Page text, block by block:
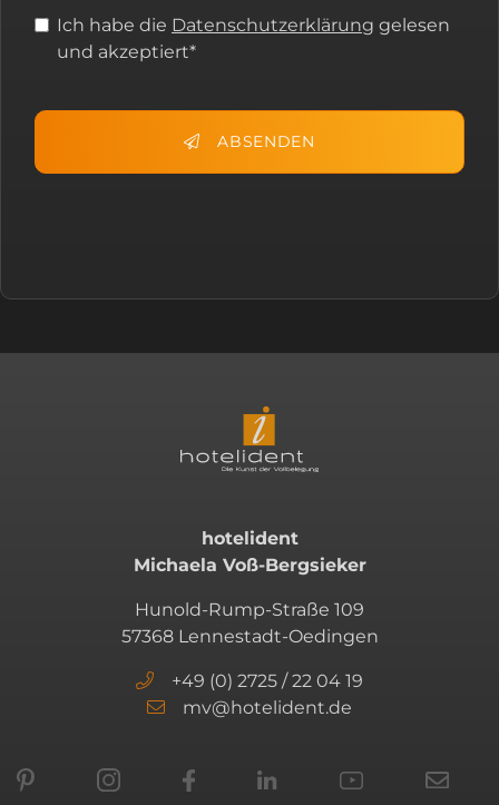
Ich habe die Datenschutzerklärung gelesen
und akzeptiert*
ABSENDEN
hotelident
Michaela Voß-Bergsieker
Hunold-Rump-Straße 109
57368 Lennestadt-Oedingen
+49 (0) 2725 / 22 04 19
mv@hotelident.de